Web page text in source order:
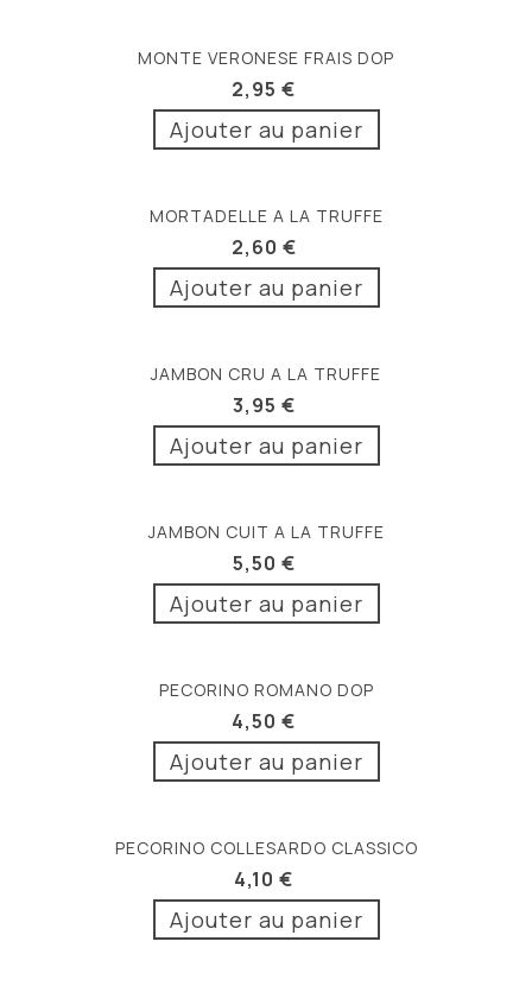
MONTE VERONESE FRAIS DOP
2,95 €
Ajouter au panier
MORTADELLE A LA TRUFFE
2,60 €
Ajouter au panier
JAMBON CRU A LA TRUFFE
3,95 €
Ajouter au panier
JAMBON CUIT A LA TRUFFE
5,50 €
Ajouter au panier
PECORINO ROMANO DOP
4,50 €
Ajouter au panier
PECORINO COLLESARDO CLASSICO
4,10 €
Ajouter au panier